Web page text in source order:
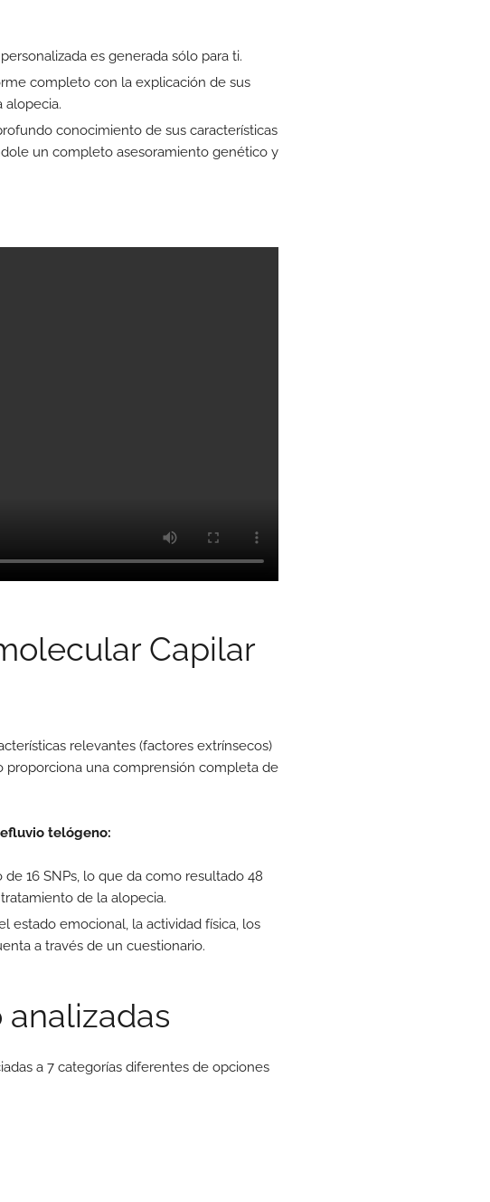
es generada sólo para ti.
completo con la explicación de sus
alopecia.
conocimiento de sus características
un completo asesoramiento genético y
Capilar
relevantes (factores extrínsecos)
proporciona una comprensión completa de
telógeno:
16 SNPs, lo que da como resultado 48
de la alopecia.
estado emocional, la actividad física, los
a través de un cuestionario.
a 7 categorías diferentes de opciones